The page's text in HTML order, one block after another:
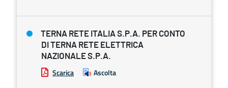
TERNA RETE ITALIA S.P.A. PER CONTO
DI TERNA RETE ELETTRICA
NAZIONALE S.P.A.
Scarica Ascolta